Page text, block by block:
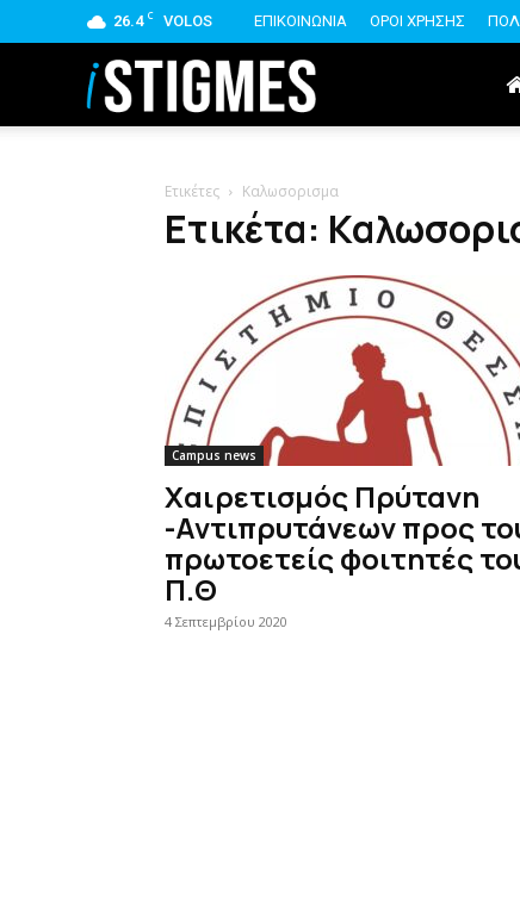
26.4 C VOLOS ΕΠΙΚΟΙΝΩΝΙΑ ΟΡΟΙ ΧΡΗΣΗΣ
istigmes
Ετικέτες Καλωσορισμα
Ετικέτα:
Campus news
Χαιρετισμός Πρύτανη
-Αντιπρυτάνεων προς
πρωτοετείς φοιτητές
Π.Θ
4 Σεπτεμβρίου 2020